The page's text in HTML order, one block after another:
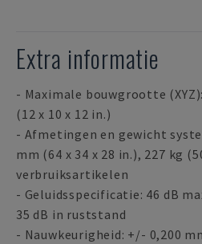
Extra informatie
- Maximale bouwgrootte
(12 x 10 x 12 in.)
- Afmetingen en gewicht
mm (64 x 34 x 28 in.), 227 kg
verbruiksartikelen
- Geluidsspecificatie: 46 dB
35 dB in ruststand
- Nauwkeurigheid: +/- 0,200